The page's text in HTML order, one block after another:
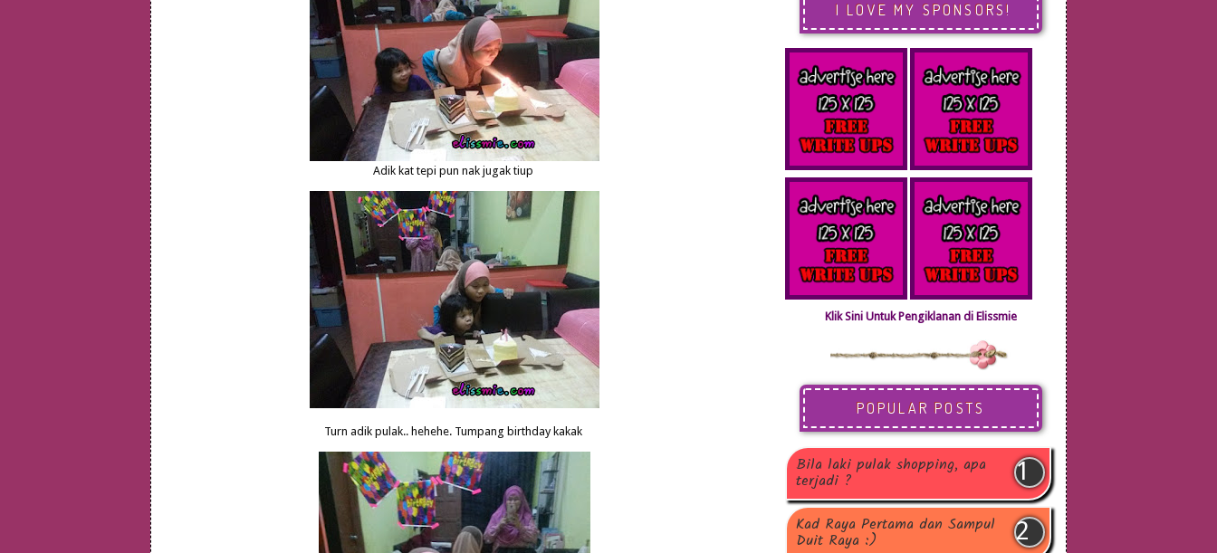
Adik kat tepi pun nak jugak tiup
Turn adik pulak.. hehehe. Tumpang birthday kakak
I LOVE MY SPONSORS!
Klik Sini Untuk Pengiklanan di Elissmie
POPULAR POSTS
Bila laki pulak shopping, apa
terjadi ?
Kad Raya Pertama dan Sampul
Duit Raya :)